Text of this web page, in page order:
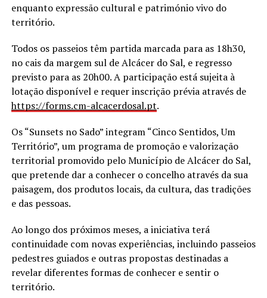
enquanto expressão cultural e património vivo do
território.
Todos os passeios têm partida marcada para as 18h30,
no cais da margem sul de Alcácer do Sal, e regresso
previsto para as 20h00. A participação está sujeita à
lotação disponível e requer inscrição prévia através de
https://forms.cm-alcacerdosal.pt.
Os “Sunsets no Sado” integram “Cinco Sentidos, Um
Território”, um programa de promoção e valorização
territorial promovido pelo Município de Alcácer do Sal,
que pretende dar a conhecer o concelho através da sua
paisagem, dos produtos locais, da cultura, das tradições
e das pessoas.
Ao longo dos próximos meses, a iniciativa terá
continuidade com novas experiências, incluindo passeios
pedestres guiados e outras propostas destinadas a
revelar diferentes formas de conhecer e sentir o
território.